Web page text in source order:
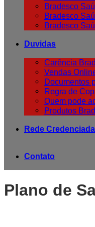
Bradesco
Bradesco
Bradesco
Duvidas
Carência
Vendas
Documentos
Regra de
Quem pode
Produtos
Rede Credenciada
Contato
Plano de